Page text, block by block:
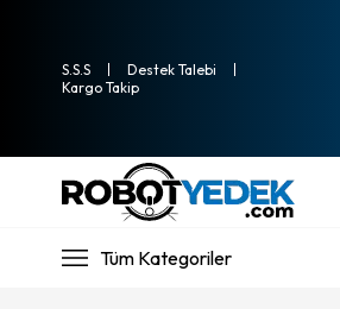
S.S.S
Destek Talebi
Kargo Takip
Tüm Kategoriler